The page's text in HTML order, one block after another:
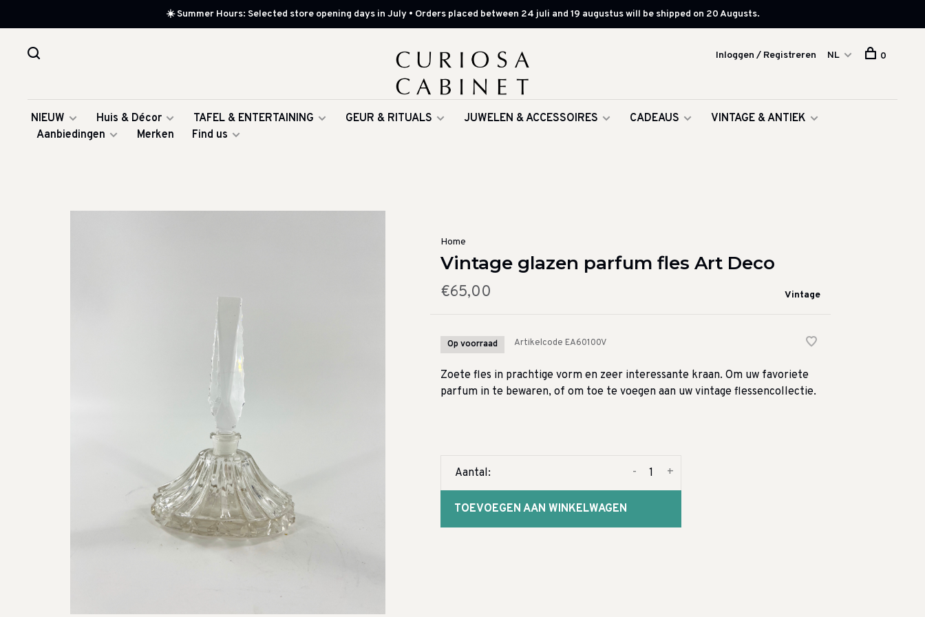
☀️ Summer Hours: Selected store opening days in July • Orders placed between 24 juli and 19 augustus will be shipped on 20 Augusts.
NIEUW Huis & Décor TAFEL & ENTERTAINING GEUR & RITUALS JUWELEN & ACCESSOIRES CADEAUS
VINTAGE & ANTIEK
Aanbiedingen
Merken Find us
Inloggen / Registreren NL 0
Home
Vintage glazen parfum fles Art Deco
€65,00 Vintage
Op voorraad Artikelcode EA60100V
Zoete fles in prachtige vorm en zeer interessante kraan. Om uw favoriete
parfum in te bewaren, of om toe te voegen aan uw vintage flessencollectie.
Aantal: +
-
TOEVOEGEN AAN WINKELWAGEN